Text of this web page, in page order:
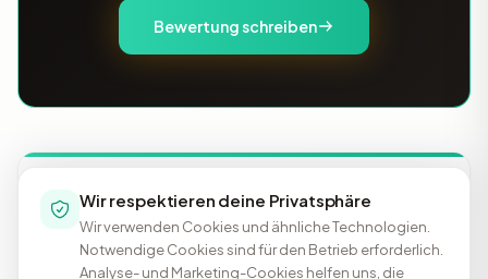
Bewertung schreiben
Kurzinfo
Kategorie HR & Recruiting
Wir respektieren deine Privatsphäre
Wir verwenden Cookies und ähnliche Technologien.
Notwendige Cookies sind für den Betrieb erforderlich.
Analyse- und Marketing-Cookies helfen uns, die